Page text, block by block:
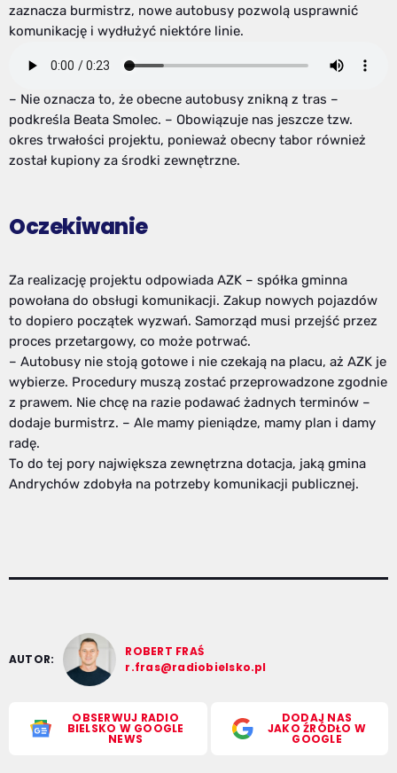
zaznacza burmistrz, nowe autobusy pozwolą usprawnić
komunikację i wydłużyć niektóre linie.
– Nie oznacza to, że obecne autobusy znikną z tras –
podkreśla Beata Smolec. – Obowiązuje nas jeszcze tzw.
okres trwałości projektu, ponieważ obecny tabor również
został kupiony za środki zewnętrzne.
Oczekiwanie
Za realizację projektu odpowiada AZK – spółka gminna
powołana do obsługi komunikacji. Zakup nowych pojazdów
to dopiero początek wyzwań. Samorząd musi przejść przez
proces przetargowy, co może potrwać.
– Autobusy nie stoją gotowe i nie czekają na placu, aż AZK je
wybierze. Procedury muszą zostać przeprowadzone zgodnie
z prawem. Nie chcę na razie podawać żadnych terminów –
dodaje burmistrz. – Ale mamy pieniądze, mamy plan i damy
radę.
To do tej pory największa zewnętrzna dotacja, jaką gmina
Andrychów zdobyła na potrzeby komunikacji publicznej.
AUTOR:
ROBERT FRAŚ
r.fras@radiobielsko.pl
OBSERWUJ RADIO
BIELSKO W GOOGLE
NEWS
DODAJ NAS
JAKO ŹRÓDŁO W
GOOGLE